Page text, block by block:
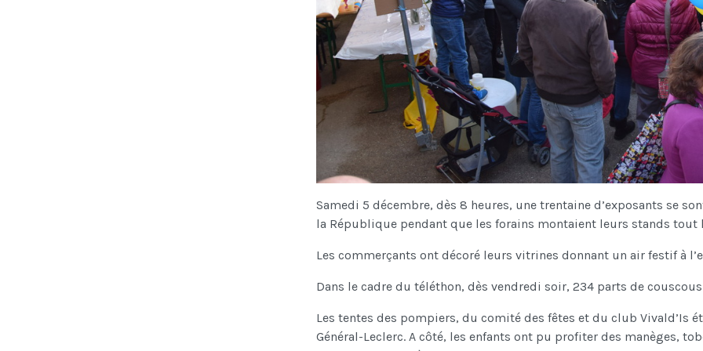
Samedi 5 décembre, dès 8 heures, une trentaine d’exposants se
la République pendant que les forains montaient leurs stands tout
Les commerçants ont décoré leurs vitrines donnant un air festif à
Dans le cadre du téléthon, dès vendredi soir, 234 parts de
Les tentes des pompiers, du comité des fêtes et du club Vivald’Is
Général-Leclerc. A côté, les enfants ont pu profiter des manèges,